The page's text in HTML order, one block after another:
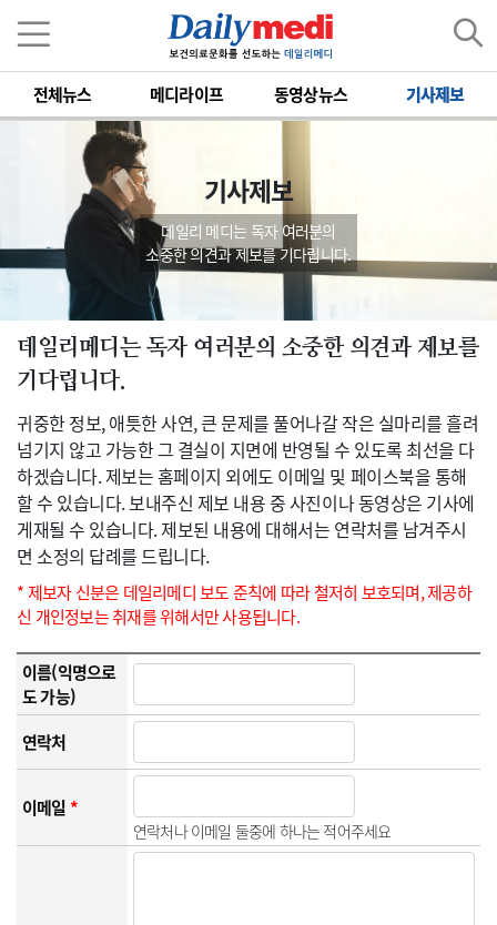
전체뉴스 메디라이프 동영상뉴스 기사제보
기사제보
데일리 메디는 독자 여러분의
소중한 의견과 제보를 기다립니다.
데일리메디는 독자 여러분의 소중한 의견과 제보를
기다립니다.
귀중한 정보, 애틋한 사연, 큰 문제를 풀어나갈 작은 실마리를 흘려
넘기지 않고 가능한 그 결실이 지면에 반영될 수 있도록 최선을 다
하겠습니다. 제보는 홈페이지 외에도 이메일 및 페이스북을 통해
할 수 있습니다. 보내주신 제보 내용 중 사진이나 동영상은 기사에
게재될 수 있습니다. 제보된 내용에 대해서는 연락처를 남겨주시
면 소정의 답례를 드립니다.
* 제보자 신분은 데일리메디 보도 준칙에 따라 철저히 보호되며, 제공하
신 개인정보는 취재를 위해서만 사용됩니다.
이름(익명으로
도 가능)
연락처
이메일*
연락처나 이메일 둘중에 하나는 적어주세요